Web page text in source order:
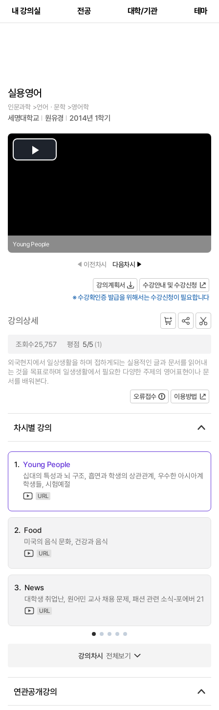
내 강의실 전공 대학/기관 테마
실용영어
인문과학 >언어ㆍ문학 >영어학
세명대학교 원유경 2014년 1학기
Play
Young People
이전차시 다음차시
강의계획서
수강안내 및 수강신청
※ 수강확인증 발급을 위해서는 수강신청이 필요합니다
강의상세
조회수25,757 평점 5/5 (1)
외국현지에서 일상생활을 하며 접하게되는 실용적인 글과 문서를 읽어내
는 것을 목표로하며 일생생활에서 필요한 다양한 주제의 영어표현이나 문
서를 배워본다.
오류접수
이용방법
차시별 강의
1. Young People
십대의 특성과 뇌 구조, 흡연과 학생의 상관관계, 우수한 아시아계
학생들, 시험예절
URL
2. Food
미국의 음식 문화, 건강과 음식
URL
3. News
대학생 취업난, 원어민 교사 채용 문제, 패션 관련 소식-포에버 21
URL
강의차시 전체보기
연관공개강의